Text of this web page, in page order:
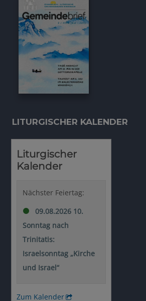
LITURGISCHER KALENDER